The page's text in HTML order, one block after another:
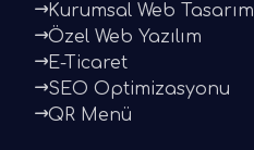
Kurumsal Web Tasarım
Özel Web Yazılım
E-Ticaret
SEO Optimizasyonu
QR Menü